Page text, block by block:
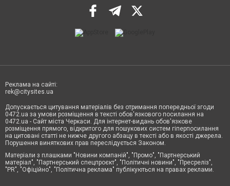
Реклама на сайті:
rek@citysites.ua
Допускається цитування матеріалів без отримання попередньої згоди
0472.ua за умови розміщення в тексті обов'язкового посилання на
0472.ua - Сайт міста Черкаси. Для інтернет-видань обов'язкове
розміщення прямого, відкритого для пошукових систем гіперпосилання
на цитовані статті не нижче другого абзацу в тексті або в якості джерела.
Порушення виняткових прав переслідується Законом.
Матеріали з плашками "Новини компаній", "Промо", "Партнерський
матеріал", "Партнерський спецпроєкт", "Політичні новини", "Пресреліз",
"PR", "Офіційно", "Політична реклама" публікуються на правах реклами.